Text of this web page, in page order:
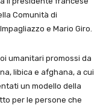
Comunità di
e Mario Giro.
umanitari promossi da
libica e afghana, a cui
un modello della
per le persone che